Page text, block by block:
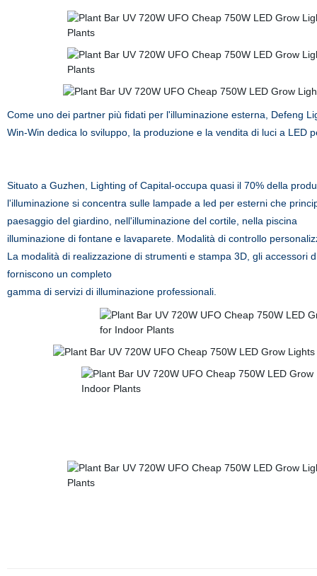
Come uno dei partner più fidati per l'illuminazione esterna, Defeng
Win-Win dedica lo sviluppo, la produzione e la vendita di luci a LED
Situato a Guzhen, Lighting of Capital-occupa quasi il 70% della
l'illuminazione si concentra sulle lampade a led per esterni che
paesaggio del giardino, nell'illuminazione del cortile, nella piscina
illuminazione di fontane e lavaparete. Modalità di controllo
La modalità di realizzazione di strumenti e stampa 3D, gli accessori
forniscono un completo
gamma di servizi di illuminazione professionali.